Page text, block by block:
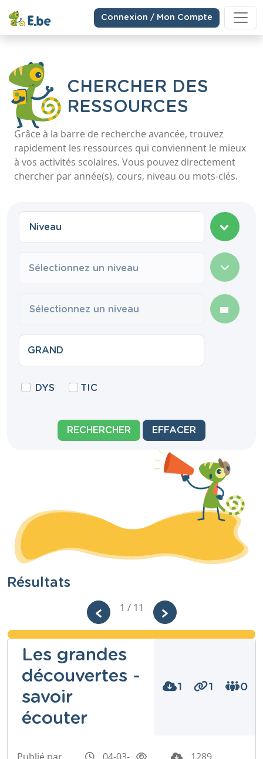
Connexion / Mon Compte
CHERCHER DES
RESSOURCES
Grâce à la barre de recherche avancée, trouvez
rapidement les ressources qui conviennent le mieux
à vos activités scolaires. Vous pouvez directement
chercher par année(s), cours, niveau ou mots-clés.
Sélectionnez un niveau
DYS TIC
RECHERCHER EFFACER
Résultats
1 / 11
Les grandes
découvertes -
savoir
écouter
1 1 0